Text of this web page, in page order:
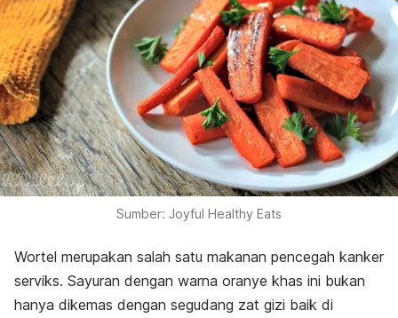
Sumber: Joyful Healthy Eats
Wortel merupakan salah satu makanan pencegah kanker
serviks. Sayuran dengan warna oranye khas ini bukan
hanya dikemas dengan segudang zat gizi baik di